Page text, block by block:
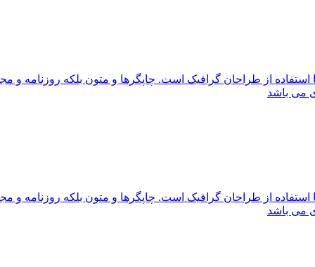
از طراحان گرافیک است. چاپگرها و متون بلکه روزنامه
می باشد
از طراحان گرافیک است. چاپگرها و متون بلکه روزنامه
می باشد